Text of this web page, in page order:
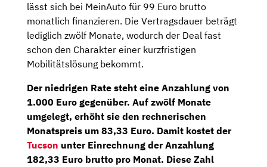
lässt sich bei MeinAuto für 99 Euro brutto
monatlich finanzieren. Die Vertragsdauer beträgt
lediglich zwölf Monate, wodurch der Deal fast
schon den Charakter einer kurzfristigen
Mobilitätslösung bekommt.
Der niedrigen Rate steht eine Anzahlung von
1.000 Euro gegenüber. Auf zwölf Monate
umgelegt, erhöht sie den rechnerischen
Monatspreis um 83,33 Euro. Damit kostet der
Tucson unter Einrechnung der Anzahlung
182,33 Euro brutto pro Monat. Diese Zahl